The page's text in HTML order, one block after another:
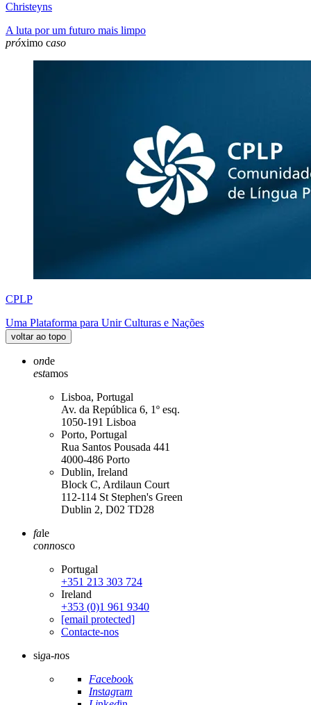
Christeyns
A luta por um futuro mais limpo
próximo caso
CPLP
Uma Plataforma para Unir Culturas e Nações
voltar ao topo
onde
estamos
Lisboa, Portugal
Av. da República 6, 1º esq.
1050-191 Lisboa
Porto, Portugal
Rua Santos Pousada 441
4000-486 Porto
Dublin, Ireland
Block C, Ardilaun Court
112-114 St Stephen's Green
Dublin 2, D02 TD28
fale
connosco
Portugal
+351 213 303 724
Ireland
+353 (0)1 961 9340
[email protected]
Contacte-nos
siga-nos
Facebook
Instagram